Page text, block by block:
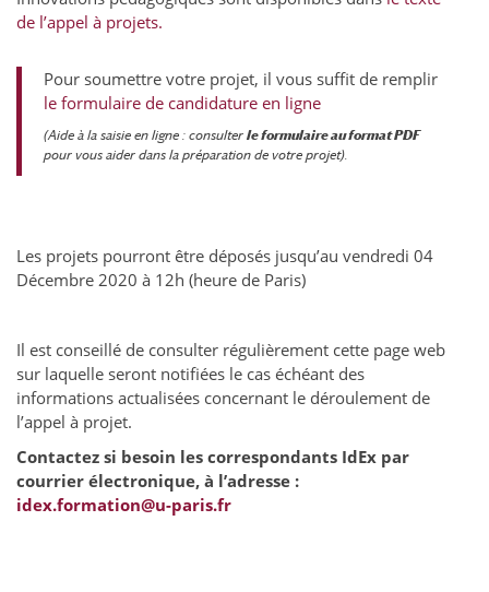
de l’appel à projets.
Pour soumettre votre projet, il vous suffit de remplir
le formulaire de candidature en ligne
(Aide à la saisie en ligne : consulter le formulaire au format PDF
pour vous aider dans la préparation de votre projet).
Les projets pourront être déposés jusqu’au vendredi 04
Décembre 2020 à 12h (heure de Paris)
Il est conseillé de consulter régulièrement cette page web
sur laquelle seront notifiées le cas échéant des
informations actualisées concernant le déroulement de
l’appel à projet.
Contactez si besoin les correspondants IdEx par
courrier électronique, à l’adresse :
idex.formation@u-paris.fr